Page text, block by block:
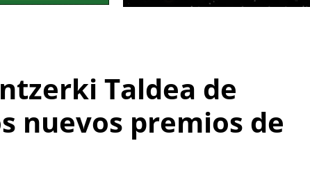
Taldea de
nuevos premios de